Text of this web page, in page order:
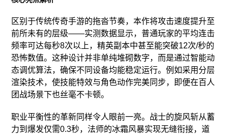
区别于传统传奇手游的拖沓节奏，本作将攻击速度提升至
前所未有的层级——实测数据显示，普通玩家的平均连击
频率可达每秒8次以上，精英副本中甚至能突破12次/秒的
恐怖数值。这种设计并非单纯堆砌数字，而是通过智能动
态调优算法，确保不同设备均能稳定运行。例如采用分层
渲染技术，使技能特效与角色动作完美同步，即便在百人
团战场景下也丝毫不卡顿。
职业平衡性的革新同样令人眼前一亮。战士的旋风斩从蓄
力到爆发仅需0.3秒，法师的冰霜风暴实现无缝衔接，道